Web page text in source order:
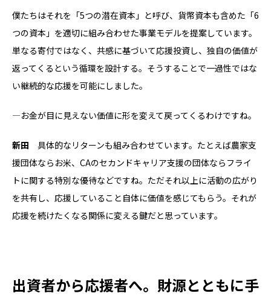
僕たちはそれを「5つの潜在資本」と呼び、貨幣資本も含めた「6
つの資本」を適切に組み合わせた事業モデルを提案しています。
単なる寄付ではなく、共感に基づいて応援投資し、独自の価値が
返ってくるという循環を設計する。そうすることで一過性ではな
い継続的な応援を可能にしました。
―お金が目に見えない価値に形を変えて戻ってくるわけですね。
新田 具体的なリターンも組み合わせています。たとえば農家支
援団体ならお米、CAのセカンドキャリア支援の団体ならフライ
トに関する特別な優待などですね。ただそれ以上に活動の広がり
を共有し、応援していること自体に価値を感じてもらう。それが
応援を続けたくなる関係に変える鍵だと思っています。
出資者から応援者へ。財源とともに手